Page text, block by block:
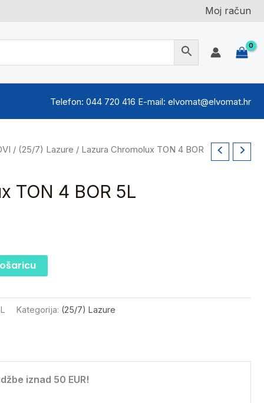
Moj račun
Telefon: 044 720 416 E-mail: elvomat@elvomat.hr
/ (25/7) Lazure / Lazura Chromolux TON 4 BOR
TON 4 BOR 5L
Kategorija: (25/7) Lazure
iznad 50 EUR!